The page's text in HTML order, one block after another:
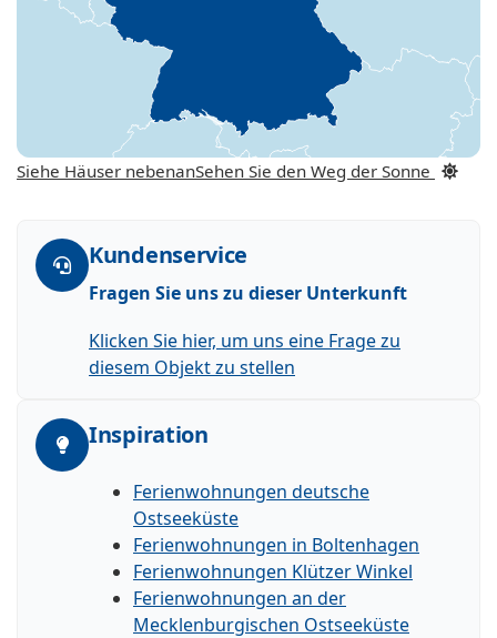
Siehe Häuser nebenanSehen Sie den Weg der Sonne
Kundenservice
Fragen Sie uns zu dieser Unterkunft
Klicken Sie hier, um uns eine Frage zu
diesem Objekt zu stellen
Inspiration
Ferienwohnungen deutsche
Ostseeküste
Ferienwohnungen in Boltenhagen
Ferienwohnungen Klützer Winkel
Ferienwohnungen an der
Mecklenburgischen Ostseeküste